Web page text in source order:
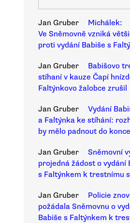
Jan Gruber
Michálek:
Ve Sněmovně vzniká
proti vydání Babiše s
Jan Gruber
Babišovo
stíhaní v kauze Čapí
Faltýnkovo žalobce zrušil
Jan Gruber
Vydání
a Faltýnka ke stíhání:
by mělo padnout do
Jan Gruber
Sněmovní
projedná žádost o vydání
s Faltýnkem k trestnímu
Jan Gruber
Policie
požádala Sněmovnu o
Babiše s Faltýnkem k